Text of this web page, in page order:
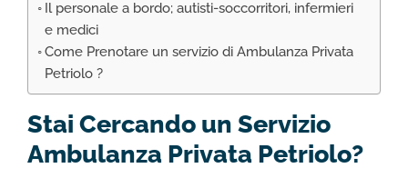
Il personale a bordo; autisti-soccorritori, infermieri
e medici
Come Prenotare un servizio di Ambulanza Privata
Petriolo ?
Stai Cercando un Servizio
Ambulanza Privata Petriolo?